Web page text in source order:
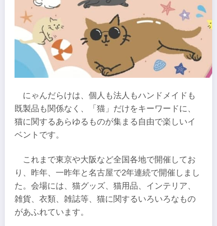
にゃんだらけは、個人も法人もハンドメイドも
既製品も関係なく、「猫」だけをキーワードに、
猫に関するあらゆるものが集まる自由で楽しいイ
ベントです。
これまで東京や大阪など全国各地で開催してお
り、昨年、一昨年と名古屋で2年連続で開催しまし
た。会場には、猫グッズ、猫用品、インテリア、
雑貨、衣類、雑誌等、猫に関するいろいろなもの
があふれています。